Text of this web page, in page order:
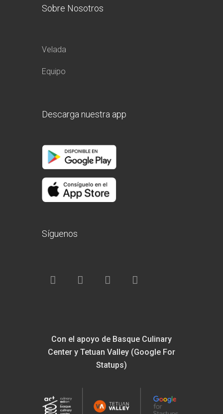
Sobre Nosotros
Velada
Equipo
Descarga nuestra app
Síguenos
Con el apoyo de Basque Culinary
Center y Tetuan Valley (Google For
Statups)